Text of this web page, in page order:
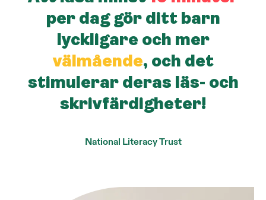
per dag gör ditt barn
lyckligare och mer
välmående, och det
stimulerar deras läs- och
skrivfärdigheter!
National Literacy Trust